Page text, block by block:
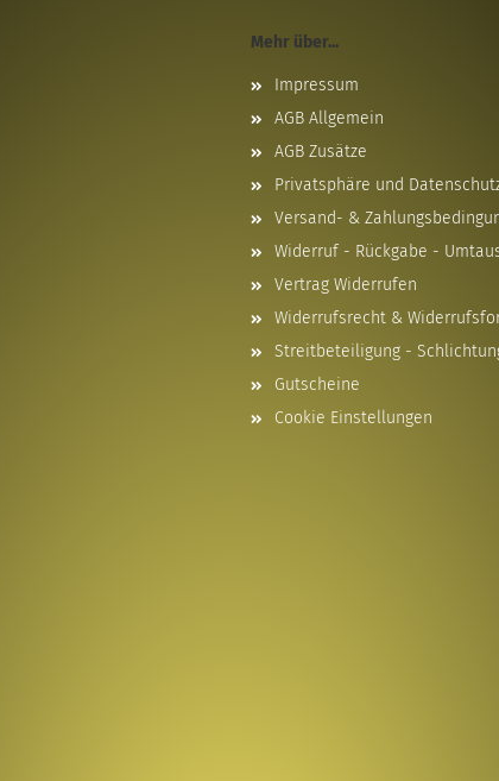
Mehr über...
Impressum
AGB Allgemein
AGB Zusätze
Privatsphäre und
Versand- &
Widerruf - Rückgabe -
Vertrag Widerrufen
Widerrufsrecht &
Streitbeteiligung -
Gutscheine
Cookie Einstellungen